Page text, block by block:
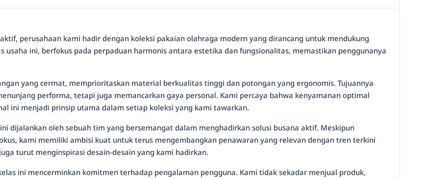
perusahaan kami hadir dengan koleksi pakaian olahraga modern yang dirancang untuk mendukung
usaha ini, berfokus pada perpaduan harmonis antara estetika dan fungsionalitas, memastikan penggunanya
yang cermat, memprioritaskan material berkualitas tinggi dan potongan yang ergonomis. Tujuannya
performa, tetapi juga memancarkan gaya personal. Kami percaya bahwa kenyamanan optimal
ini menjadi prinsip utama dalam setiap koleksi yang kami tawarkan.
dijalankan oleh sebuah tim yang bersemangat dalam menghadirkan solusi busana aktif. Meskipun
kami memiliki ambisi kuat untuk terus mengembangkan penawaran yang relevan dengan tren terkini
turut menginspirasi desain-desain yang kami hadirkan.
ini mencerminkan komitmen terhadap pengalaman pengguna. Kami tidak sekadar menjual produk,